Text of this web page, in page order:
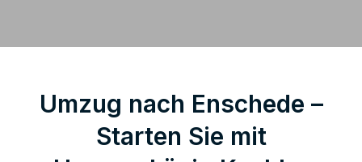
Umzug nach Enschede –
Starten Sie mit